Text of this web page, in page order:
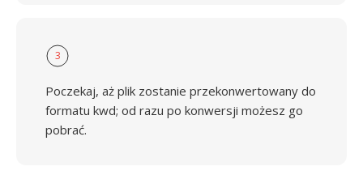
3
Poczekaj, aż plik zostanie przekonwertowany do
formatu kwd; od razu po konwersji możesz go
pobrać.